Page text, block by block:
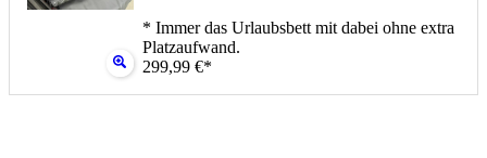
* Immer das Urlaubsbett mit dabei ohne extra
Platzaufwand.
299,99 €*